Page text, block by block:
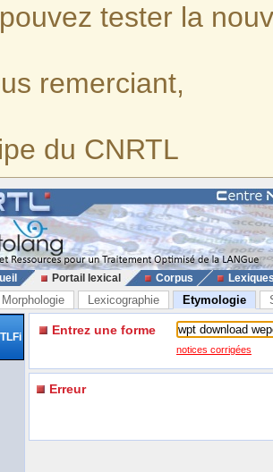
tester la
remerciant,
du CNRTL
Portail lexical Corpus
Morphologie Lexicographie Etymologie
TLFi Entrez une forme
notices corrigées
Erreur